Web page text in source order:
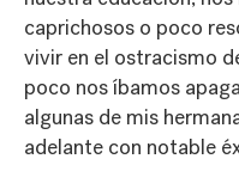
caprichosos o poco
vivir en el ostracismo
poco nos íbamos
algunas de mis
adelante con notable